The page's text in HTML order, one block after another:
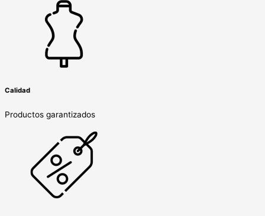
Calidad
Productos garantizados